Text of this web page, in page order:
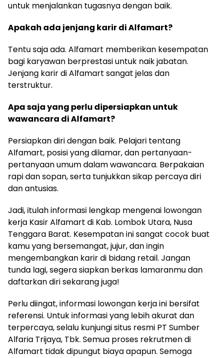
untuk menjalankan tugasnya dengan baik.
Apakah ada jenjang karir di Alfamart?
Tentu saja ada. Alfamart memberikan kesempatan
bagi karyawan berprestasi untuk naik jabatan.
Jenjang karir di Alfamart sangat jelas dan
terstruktur.
Apa saja yang perlu dipersiapkan untuk
wawancara di Alfamart?
Persiapkan diri dengan baik. Pelajari tentang
Alfamart, posisi yang dilamar, dan pertanyaan-
pertanyaan umum dalam wawancara. Berpakaian
rapi dan sopan, serta tunjukkan sikap percaya diri
dan antusias.
Jadi, itulah informasi lengkap mengenai lowongan
kerja Kasir Alfamart di Kab. Lombok Utara, Nusa
Tenggara Barat. Kesempatan ini sangat cocok buat
kamu yang bersemangat, jujur, dan ingin
mengembangkan karir di bidang retail. Jangan
tunda lagi, segera siapkan berkas lamaranmu dan
daftarkan diri sekarang juga!
Perlu diingat, informasi lowongan kerja ini bersifat
referensi. Untuk informasi yang lebih akurat dan
terpercaya, selalu kunjungi situs resmi PT Sumber
Alfaria Trijaya, Tbk. Semua proses rekrutmen di
Alfamart tidak dipungut biaya apapun. Semoga